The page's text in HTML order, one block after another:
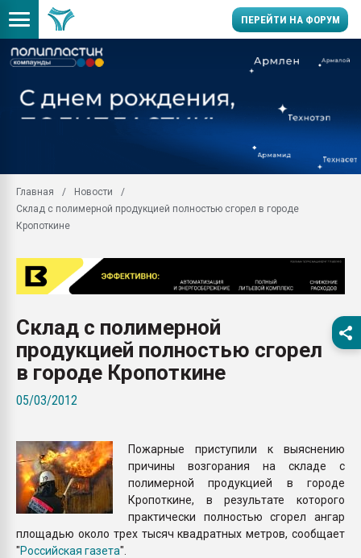
ПЕРЕЙТИ НА ФОРУМ
Вакуум-формовочные
ближайшее
28.07.2026
Всё, что касается
бутылок
вакуумного
Продам отходы
поликарбоната и АБС-
Главная
Новости
Склад с полимерной продукцией полностью сгорел в городе
Кропоткине
Склад с полимерной
продукцией полностью сгорел
в городе Кропоткине
05/03/2012
Пожарные приступили к выяснению
причины возгорания на складе с
полимерной продукцией в городе
Кропоткине, в результате которого
практически полностью сгорел ангар
площадью около трех тысяч квадратных метров, сообщает
"Российская газета".